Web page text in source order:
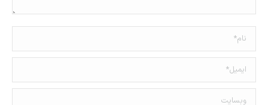
نام *
ایمیل *
وبسایت